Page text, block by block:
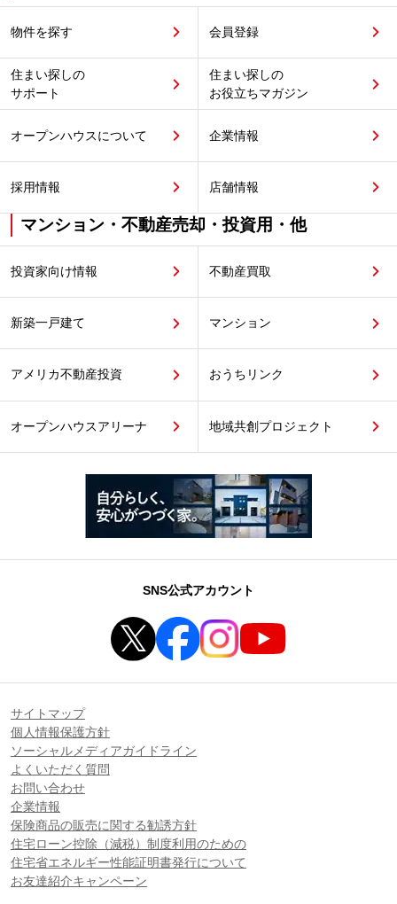
物件を探す 会員登録
住まい探しの
サポート
住まい探しの
お役立ちマガジン
オープンハウスについて 企業情報
採用情報 店舗情報
マンション・不動産売却・投資用・他
投資家向け情報 不動産買取
新築一戸建て マンション
アメリカ不動産投資 おうちリンク
オープンハウスアリーナ 地域共創プロジェクト
SNS公式アカウント
サイトマップ
個人情報保護方針
ソーシャルメディアガイドライン
よくいただく質問
お問い合わせ
企業情報
保険商品の販売に関する勧誘方針
住宅ローン控除（減税）制度利用のための
住宅省エネルギー性能証明書発行について
お友達紹介キャンペーン